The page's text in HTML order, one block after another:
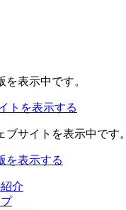
を表示中です。
トを表示する
ブサイトを表示中です。
を表示する
介